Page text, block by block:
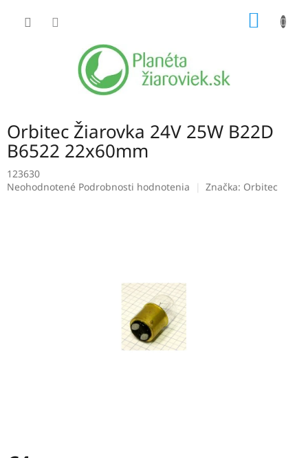
Orbitec Žiarovka 24V 25W B22D
B6522 22x60mm
123630
Priemerné
Neohodnotené Podrobnosti hodnotenia Značka: Orbitec